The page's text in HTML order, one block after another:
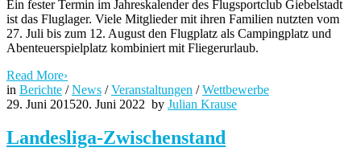
Ein fester Termin im Jahreskalender des Flugsportclub Giebelstadt
ist das Fluglager. Viele Mitglieder mit ihren Familien nutzten vom
27. Juli bis zum 12. August den Flugplatz als Campingplatz und
Abenteuerspielplatz kombiniert mit Fliegerurlaub.
Read More›
in Berichte /News /Veranstaltungen /Wettbewerbe
29. Juni 201520. Juni 2022 by Julian Krause
Landesliga-Zwischenstand